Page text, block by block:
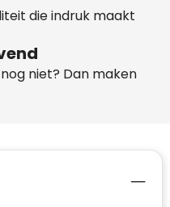
die indruk maakt
niet? Dan maken